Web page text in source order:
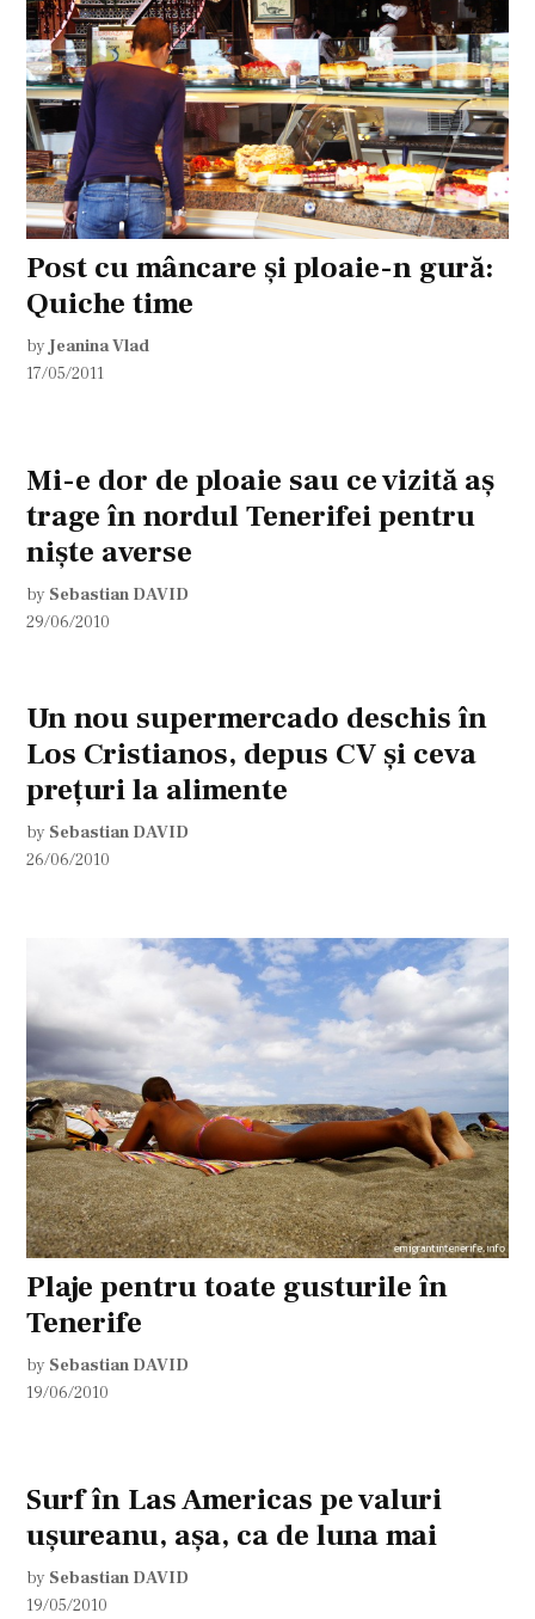
Post cu mâncare și ploaie-n gură:
Quiche time
by Jeanina Vlad
17/05/2011
Mi-e dor de ploaie sau ce vizită aş
trage în nordul Tenerifei pentru
nişte averse
by Sebastian DAVID
29/06/2010
Un nou supermercado deschis în
Los Cristianos, depus CV şi ceva
preţuri la alimente
by Sebastian DAVID
26/06/2010
Plaje pentru toate gusturile în
Tenerife
by Sebastian DAVID
19/06/2010
Surf în Las Americas pe valuri
uşureanu, aşa, ca de luna mai
by Sebastian DAVID
19/05/2010